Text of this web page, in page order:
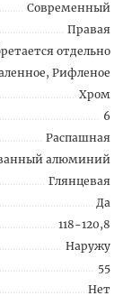
Современный
Правая
отдельно
Рифленое
Хром
6
Распашная
алюминий
Глянцевая
Да
118-120,8
Наружу
55
Нет